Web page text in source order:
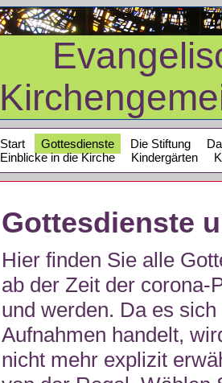
Start Gottesdienste Die Stiftung
Einblicke in die Kirche
Kindergärten
Gottesdienste
Hier finden Sie alle
ab der Zeit der corona-
und werden. Da es
Aufnahmen handelt,
nicht mehr explizit